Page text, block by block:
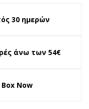
30 ημερών
άνω των 54€
Now